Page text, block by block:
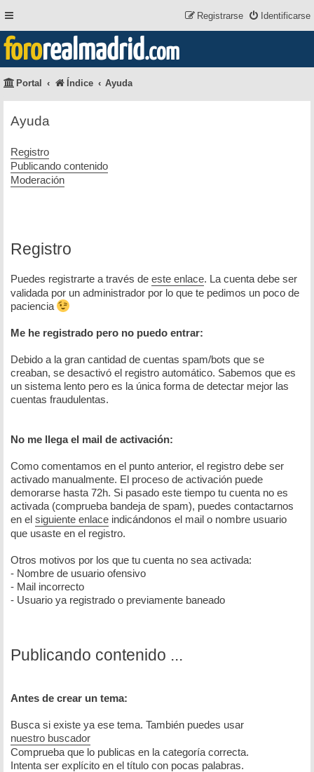
Identificarse
Registrarse
fororealmadrid.com
Portal Índice Ayuda
Ayuda
Registro
Publicando contenido
Moderación
Registro
Puedes registrarte a través de este enlace. La cuenta debe ser
validada por un administrador por lo que te pedimos un poco de
paciencia
Me he registrado pero no puedo entrar:
Debido a la gran cantidad de cuentas spam/bots que se
creaban, se desactivó el registro automático. Sabemos que es
un sistema lento pero es la única forma de detectar mejor las
cuentas fraudulentas.
No me llega el mail de activación:
Como comentamos en el punto anterior, el registro debe ser
activado manualmente. El proceso de activación puede
demorarse hasta 72h. Si pasado este tiempo tu cuenta no es
activada (comprueba bandeja de spam), puedes contactarnos
en el siguiente enlace indicándonos el mail o nombre usuario
que usaste en el registro.
Otros motivos por los que tu cuenta no sea activada:
- Nombre de usuario ofensivo
- Mail incorrecto
- Usuario ya registrado o previamente baneado
Publicando contenido ...
Antes de crear un tema:
Busca si existe ya ese tema. También puedes usar
nuestro buscador
Comprueba que lo publicas en la categoría correcta.
Intenta ser explícito en el título con pocas palabras.